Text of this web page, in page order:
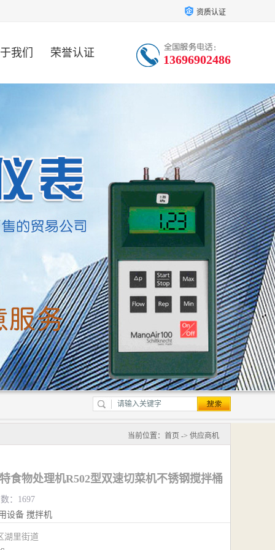
资质认证
我们 荣誉认证 13696902486
当前位置： 首页 -> 供应商机
食物处理机R502型双速切菜机不锈钢搅拌桶
：1697
设备 搅拌机
湖里街道